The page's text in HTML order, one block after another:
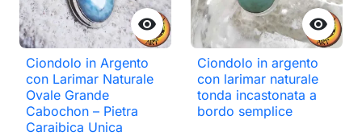

Ciondolo in Argento
con Larimar Naturale
Ovale Grande
Cabochon – Pietra
Caraibica Unica

Ciondolo in argento
con larimar naturale
tonda incastonata a
bordo semplice